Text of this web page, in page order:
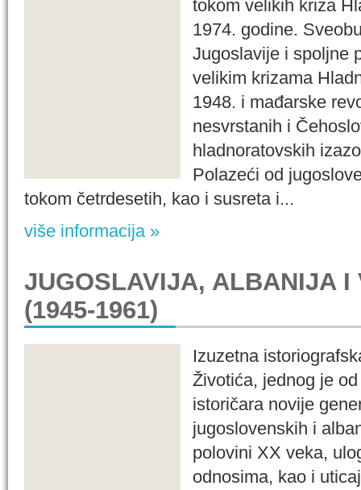
tokom velikih kriza
1974. godine.
Jugoslavije i spoljne
velikim krizama
1948. i mađarske
nesvrstanih i
hladnoratovskih
Polazeći od
tokom četrdesetih, kao i susreta i...
više informacija »
JUGOSLAVIJA, ALBANIJA I
(1945-1961)
Izuzetna
Životića, jednog je
istoričara novije
jugoslovenskih i
polovini XX veka,
odnosima, kao i